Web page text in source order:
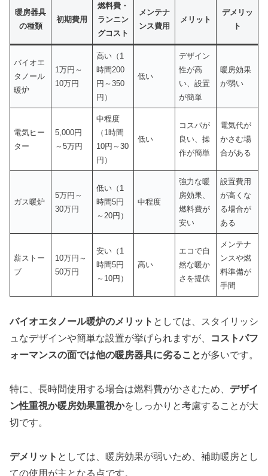
暖房器具
の種類
初期費用
燃料費・
ランニン
グコスト
メンテナ
ンス費用
メリット
デメリッ
ト
バイオエ
タノール
暖炉
1万円～
10万円
高い（1
時間200
円～350
円）
低い
デザイン
性が高
い、設置
が簡単
暖房効果
が弱い
電気ヒー
ター
5,000円
～5万円
中程度
（1時間
10円～30
円）
低い
コスパが
良い、操
作が簡単
電気代が
かさむ場
合がある
ガス暖炉
5万円～
30万円
低い（1
時間5円
～20円）
中程度
強力な暖
房効果、
燃料費が
安い
設置費用
が高くな
る場合が
ある
薪ストー
ブ
10万円～
50万円
安い（1
時間5円
～10円）
高い
エコで自
然な暖か
さを提供
メンテナ
ンスや燃
料準備が
手間
バイオエタノール暖炉のメリット としては、スタイリッシ
ュなデザインや簡単な設置が挙げられますが、
コストパフ
ォーマンスの面では他の暖房器具に劣ることが多いです。
特に、長時間使用する場合は燃料費がかさむため、 デザイ
ン性重視か暖房効果重視かをしっかりと考慮することが大
切です。
デメリット としては、暖房効果が弱いため、補助暖房とし
ての使用が主となる点です。